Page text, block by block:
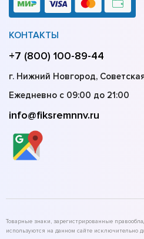
КОНТАКТЫ
+7 (800) 100-89-44
г. Нижний Новгород,
Ежедневно с 09:00 до 21:00
info@fiksremnnv.ru
Товарные знаки, зарегистрированные
используются на данном сайте исключительно